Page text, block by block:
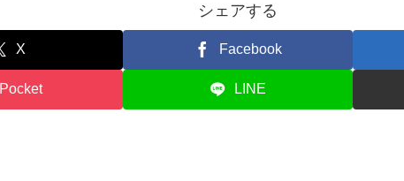
シェアする
X Facebook
Pocket LINE